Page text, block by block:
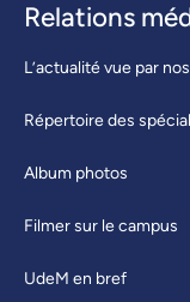
Relations
L’actualité vue par
Répertoire des
Album photos
Filmer sur le campus
UdeM en bref